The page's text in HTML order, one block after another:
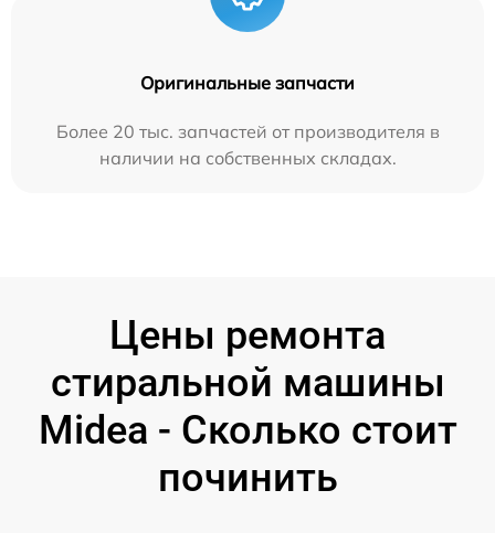
Оригинальные запчасти
Более 20 тыс. запчастей от производителя в
наличии на собственных складах.
Цены ремонта
стиральной машины
Midea - Сколько стоит
починить